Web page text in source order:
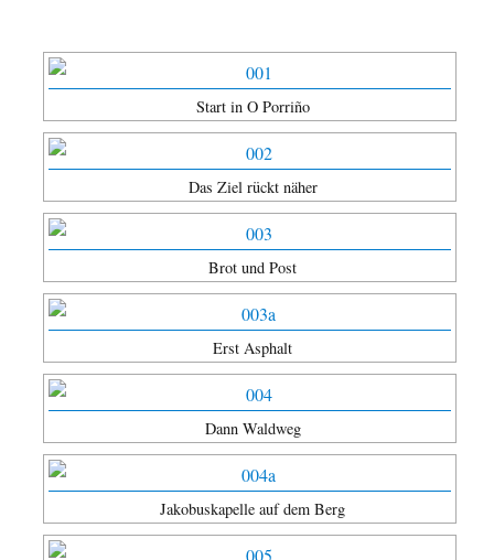
Start in O Porriño
Das Ziel rückt näher
Brot und Post
Erst Asphalt
Dann Waldweg
Jakobuskapelle auf dem Berg